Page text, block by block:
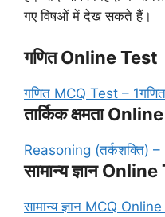
गए विषओं में देख सकते हैं।
गणित Online Test
गणित MCQ Test – 1
तार्किक क्षमता
Reasoning (तर्कशक्ति) –
सामान्य ज्ञान
सामान्य ज्ञान MCQ